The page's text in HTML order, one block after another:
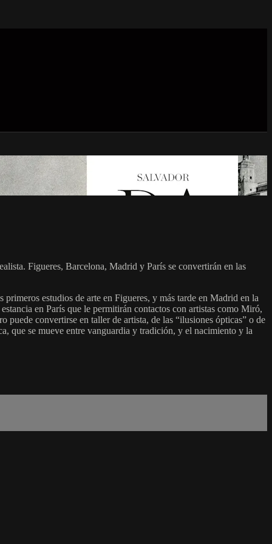
Figueres, Barcelona, Madrid y París se convertirán en las
estudios de arte en Figueres, y más tarde en Madrid en la
en París que le permitirán contactos con artistas como Miró,
puede convertirse en taller de artista, de las “ilusiones ópticas” o de
que se mueve entre vanguardia y tradición, y el nacimiento y la